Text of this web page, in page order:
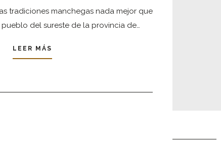
tradiciones manchegas nada mejor que
pueblo del sureste de la provincia de…
LEER MÁS